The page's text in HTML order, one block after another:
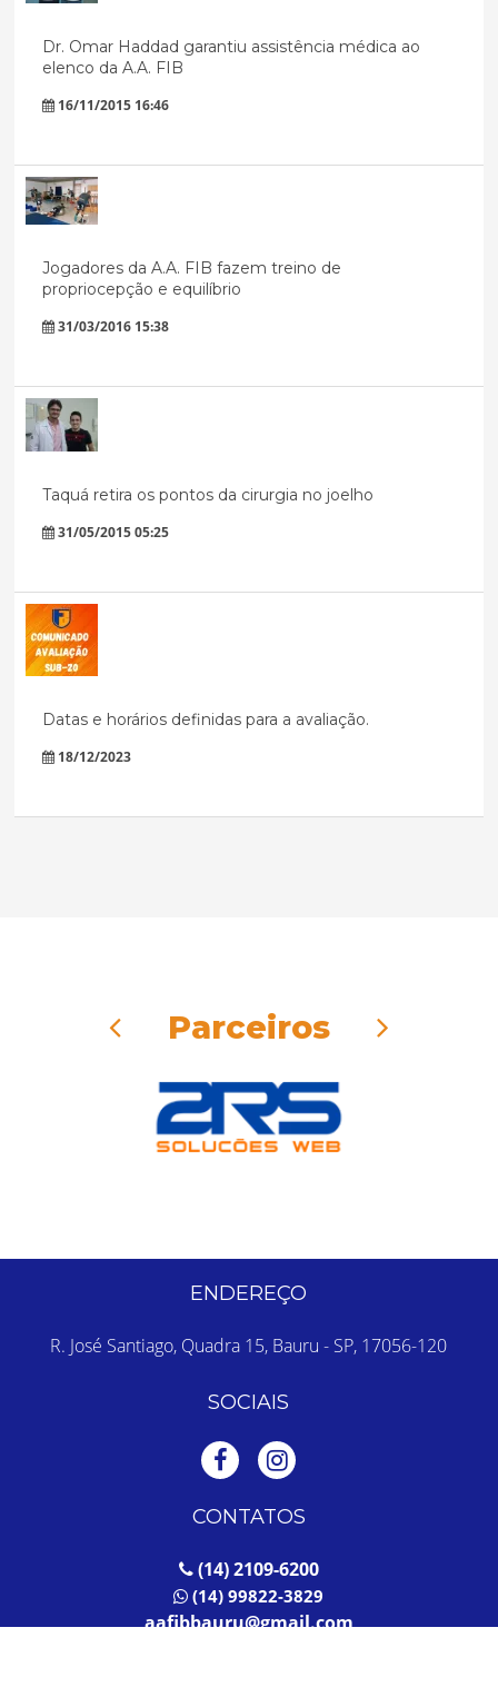
Dr. Omar Haddad garantiu assistência médica ao
elenco da A.A. FIB
16/11/2015 16:46
Jogadores da A.A. FIB fazem treino de
propriocepção e equilíbrio
31/03/2016 15:38
Taquá retira os pontos da cirurgia no joelho
31/05/2015 05:25
Datas e horários definidas para a avaliação.
18/12/2023
Parceiros
ENDEREÇO
R. José Santiago, Quadra 15, Bauru - SP, 17056-120
SOCIAIS
CONTATOS
(14) 2109-6200
(14) 99822-3829
aafibbauru@gmail.com